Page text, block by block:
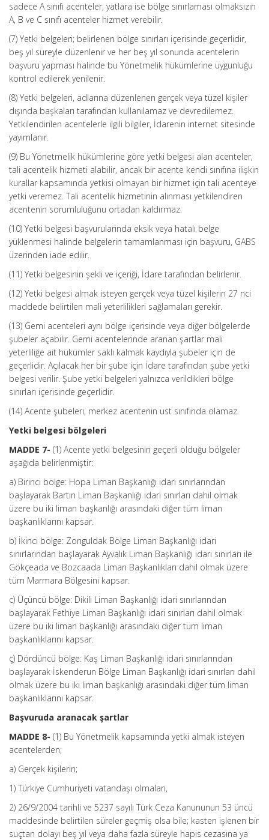
sadece A sınıfı acenteler, yatlara ise bölge sınırlaması olmaksızın
A, B ve C sınıfı acenteler hizmet verebilir.
(7) Yetki belgeleri; belirlenen bölge sınırları içerisinde geçerlidir,
beş yıl süreyle düzenlenir ve her beş yıl sonunda acentelerin
başvuru yapması halinde bu Yönetmelik hükümlerine uygunluğu
kontrol edilerek yenilenir.
(8) Yetki belgeleri, adlarına düzenlenen gerçek veya tüzel kişiler
dışında başkaları tarafından kullanılamaz ve devredilemez.
Yetkilendirilen acentelerle ilgili bilgiler, İdarenin internet sitesinde
yayımlanır.
(9) Bu Yönetmelik hükümlerine göre yetki belgesi alan acenteler,
tali acentelik hizmeti alabilir, ancak bir acente kendi sınıfına ilişkin
kurallar kapsamında yetkisi olmayan bir hizmet için tali acenteye
yetki veremez. Tali acentelik hizmetinin alınması yetkilendiren
acentenin sorumluluğunu ortadan kaldırmaz.
(10) Yetki belgesi başvurularında eksik veya hatalı belge
yüklenmesi halinde belgelerin tamamlanması için başvuru, GABS
üzerinden iade edilir.
(11) Yetki belgesinin şekli ve içeriği, İdare tarafından belirlenir.
(12) Yetki belgesi almak isteyen gerçek veya tüzel kişilerin 27 nci
maddede belirtilen mali yeterlilikleri sağlamaları gerekir.
(13) Gemi acenteleri aynı bölge içerisinde veya diğer bölgelerde
şubeler açabilir. Gemi acentelerinde aranan şartlar mali
yeterliliğe ait hükümler saklı kalmak kaydıyla şubeler için de
geçerlidir. Açılacak her bir şube için İdare tarafından şube yetki
belgesi verilir. Şube yetki belgeleri yalnızca verildikleri bölge
sınırları içerisinde geçerlidir.
(14) Acente şubeleri, merkez acentenin üst sınıfında olamaz.
Yetki belgesi bölgeleri
MADDE 7- (1) Acente yetki belgesinin geçerli olduğu bölgeler
aşağıda belirlenmiştir:
a) Birinci bölge: Hopa Liman Başkanlığı idari sınırlarından
başlayarak Bartın Liman Başkanlığı idari sınırları dahil olmak
üzere bu iki liman başkanlığı arasındaki diğer tüm liman
başkanlıklarını kapsar.
b) İkinci bölge: Zonguldak Bölge Liman Başkanlığı idari
sınırlarından başlayarak Ayvalık Liman Başkanlığı idari sınırları ile
Gökçeada ve Bozcaada Liman Başkanlıkları dahil olmak üzere
tüm Marmara Bölgesini kapsar.
c) Üçüncü bölge: Dikili Liman Başkanlığı idari sınırlarından
başlayarak Fethiye Liman Başkanlığı idari sınırları dahil olmak
üzere bu iki liman başkanlığı arasındaki diğer tüm liman
başkanlıklarını kapsar.
ç) Dördüncü bölge: Kaş Liman Başkanlığı idari sınırlarından
başlayarak İskenderun Bölge Liman Başkanlığı idari sınırları dahil
olmak üzere bu iki liman başkanlığı arasındaki diğer tüm liman
başkanlıklarını kapsar.
Başvuruda aranacak şartlar
MADDE 8- (1) Bu Yönetmelik kapsamında yetki almak isteyen
acentelerden;
a) Gerçek kişilerin;
1) Türkiye Cumhuriyeti vatandaşı olmaları,
2) 26/9/2004 tarihli ve 5237 sayılı Türk Ceza Kanununun 53 üncü
maddesinde belirtilen süreler geçmiş olsa bile; kasten işlenen bir
suçtan dolayı beş yıl veya daha fazla süreyle hapis cezasına ya